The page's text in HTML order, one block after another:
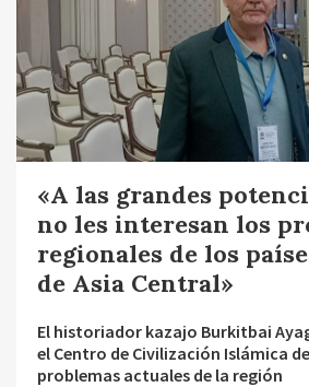
«A las grandes
no les interesan los
regionales de los
de Asia Central»
El historiador kazajo Burkitbai
el Centro de Civilización Islámica
problemas actuales de la región